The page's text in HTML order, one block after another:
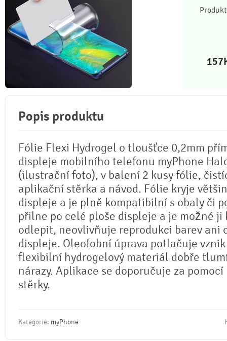
157
Popis produktu
Fólie Flexi Hydrogel o tloušťce 0,2mm
displeje mobilního telefonu myPhone
(ilustrační foto), v balení 2 kusy fólie,
aplikační stěrka a návod. Fólie kryje
displeje a je plně kompatibilní s obaly či
přilne po celé ploše displeje a je možné ji
odlepit, neovlivňuje reprodukci barev ani
displeje. Oleofobní úprava potlačuje
flexibilní hydrogelový materiál dobře
nárazy. Aplikace se doporučuje za
stěrky.
Kategorie: myPhone